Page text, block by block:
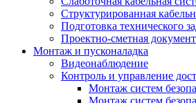
Структурированная
Подготовка технического
Проектно-сметная
Монтаж и пусконаладка
Видеонаблюдение
Контроль и управление
Монтаж систем
Монтаж систем